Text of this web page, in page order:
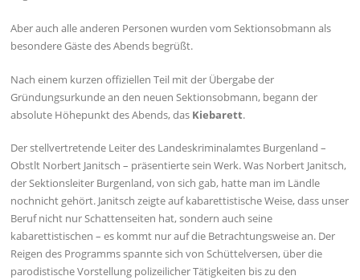
Aber auch alle anderen Personen wurden vom Sektionsobmann als
besondere Gäste des Abends begrüßt.
Nach einem kurzen offiziellen Teil mit der Übergabe der
Gründungsurkunde an den neuen Sektionsobmann, begann der
absolute Höhepunkt des Abends, das Kiebarett.
Der stellvertretende Leiter des Landeskriminalamtes Burgenland –
Obstlt Norbert Janitsch – präsentierte sein Werk. Was Norbert Janitsch,
der Sektionsleiter Burgenland, von sich gab, hatte man im Ländle
nochnicht gehört. Janitsch zeigte auf kabarettistische Weise, dass unser
Beruf nicht nur Schattenseiten hat, sondern auch seine
kabarettistischen – es kommt nur auf die Betrachtungsweise an. Der
Reigen des Programms spannte sich von Schüttelversen, über die
parodistische Vorstellung polizeilicher Tätigkeiten bis zu den